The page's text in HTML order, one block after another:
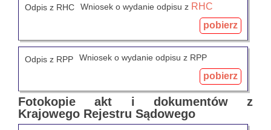
Odpis z RHC Wniosek o wydanie odpisu z RHC
pobierz
Odpis z RPP Wniosek o wydanie odpisu z RPP
pobierz
Fotokopie akt i dokumentów z
Krajowego Rejestru Sądowego